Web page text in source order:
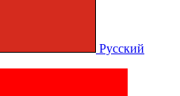
Русский